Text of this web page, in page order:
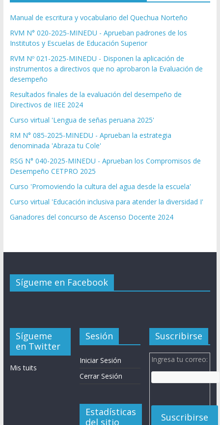
Manual de escritura y vocabulario del Quechua Norteño
RVM N° 020-2025-MINEDU - Aprueban padrones de los
Institutos y Escuelas de Educación Superior
RVM Nº 021-2025-MINEDU - Disponen la aplicación de
instrumentos a directivos que no aprobaron la Evaluación de
desempeño
Resultados finales de la evaluación del desempeño de
Directivos de IIEE 2024
Curso virtual 'Lengua de señas peruana 2025'
RM N° 085-2025-MINEDU - Aprueban la estrategia
denominada 'Abraza tu Cole'
RSG N° 040-2025-MINEDU - Aprueban los Compromisos de
Desempeño CETPRO 2025
Curso 'Promoviendo la cultura del agua desde la escuela'
Curso virtual 'Educación inclusiva para atender la diversidad I'
Ganadores del concurso de Ascenso Docente 2024
Sígueme en Facebook
Sígueme
en Twitter
Mis tuits
Sesión
Iniciar Sesión
Cerrar Sesión
Estadísticas
del sitio
Suscribirse
Ingresa tu correo: